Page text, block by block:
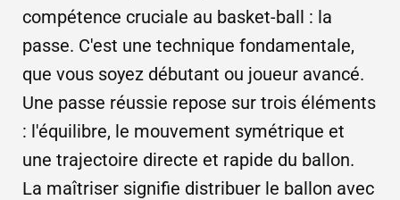
compétence cruciale au basket-ball : la
passe. C'est une technique fondamentale,
que vous soyez débutant ou joueur avancé.
Une passe réussie repose sur trois éléments
: l'équilibre, le mouvement symétrique et
une trajectoire directe et rapide du ballon.
La maîtriser signifie distribuer le ballon avec